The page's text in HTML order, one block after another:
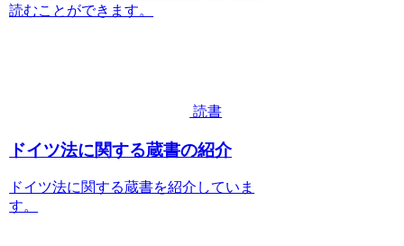
読むことができます。
読書
ドイツ法に関する蔵書の紹介
ドイツ法に関する蔵書を紹介していま
す。